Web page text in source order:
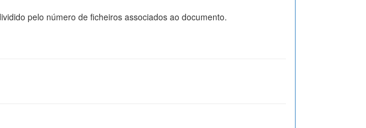
pelo número de ficheiros associados ao documento.